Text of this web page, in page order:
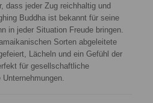
dass jeder Zug reichhaltig und
Buddha ist bekannt für seine
in jeder Situation Freude bringen.
Sorten abgeleitete
Lächeln und ein Gefühl der
für gesellschaftliche